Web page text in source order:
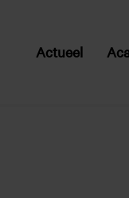
Actueel